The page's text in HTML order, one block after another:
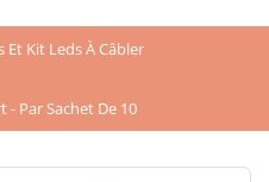
Et Kit Leds À Câbler
Par Sachet De 10